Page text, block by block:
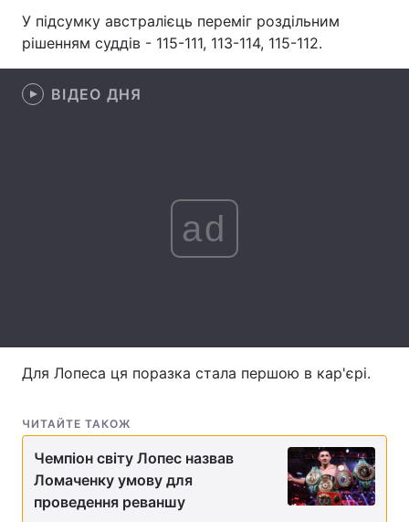
Здоров'я Туризм
Цікавинки Погода
Екологія
Думки
Послуги
У підсумку австралієць переміг роздільним
рішенням суддів - 115-111, 113-114, 115-112.
ВІДЕО ДНЯ
ad
Для Лопеса ця поразка стала першою в кар'єрі.
ЧИТАЙТЕ ТАКОЖ
Чемпіон світу Лопес назвав
Ломаченку умову для
проведення реваншу